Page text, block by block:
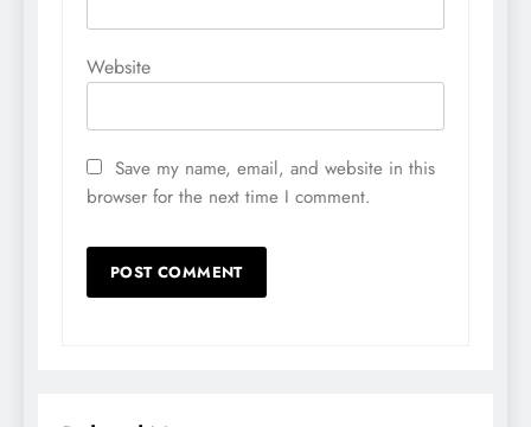
Website
Save my name, email, and website in this
browser for the next time I comment.